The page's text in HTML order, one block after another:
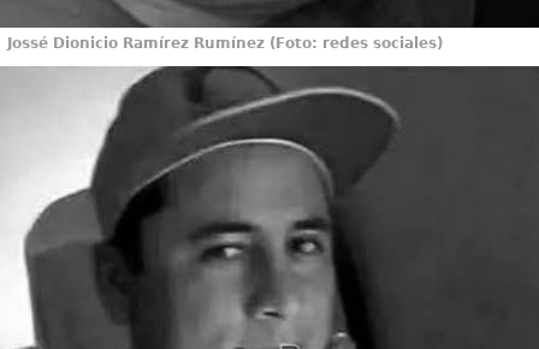
Jossé Dionicio Ramírez Rumínez (Foto: redes sociales)